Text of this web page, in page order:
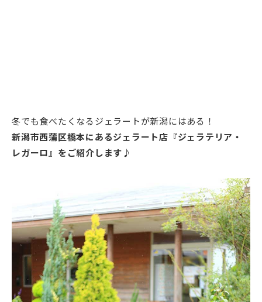
冬でも食べたくなるジェラートが新潟にはある！
新潟市西蒲区橋本にあるジェラート店『ジェラテリア・
レガーロ』をご紹介します♪